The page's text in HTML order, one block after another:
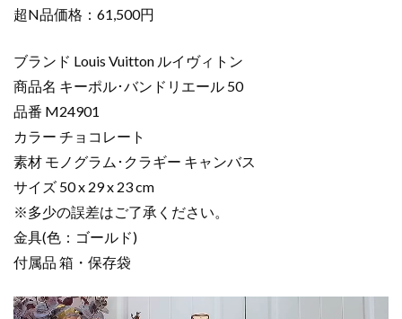
ッ
コ
ピ
ー
キ
ー
ポ
ル･
バ
ド
リ
ー
超N品価格：61,500円
ブランド Louis Vuitton ルイヴィトン
商品名 キーポル･バンドリエール 50
品番 M24901
カラー チョコレート
素材 モノグラム･クラギー キャンバス
サイズ 50 x 29 x 23 cm
※多少の誤差はご了承ください。
金具(色：ゴールド)
付属品 箱・保存袋
動